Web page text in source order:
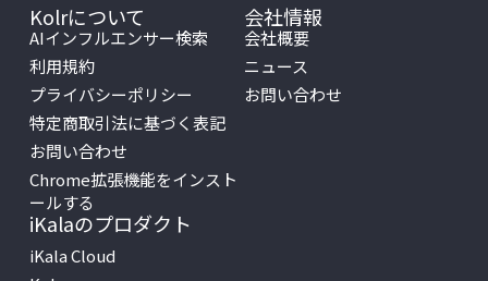
Kolrについて
AIインフルエンサー検索
利用規約
プライバシーポリシー
特定商取引法に基づく表記
お問い合わせ
Chrome拡張機能をインスト
ールする
会社情報
会社概要
ニュース
お問い合わせ
iKalaのプロダクト
iKala Cloud